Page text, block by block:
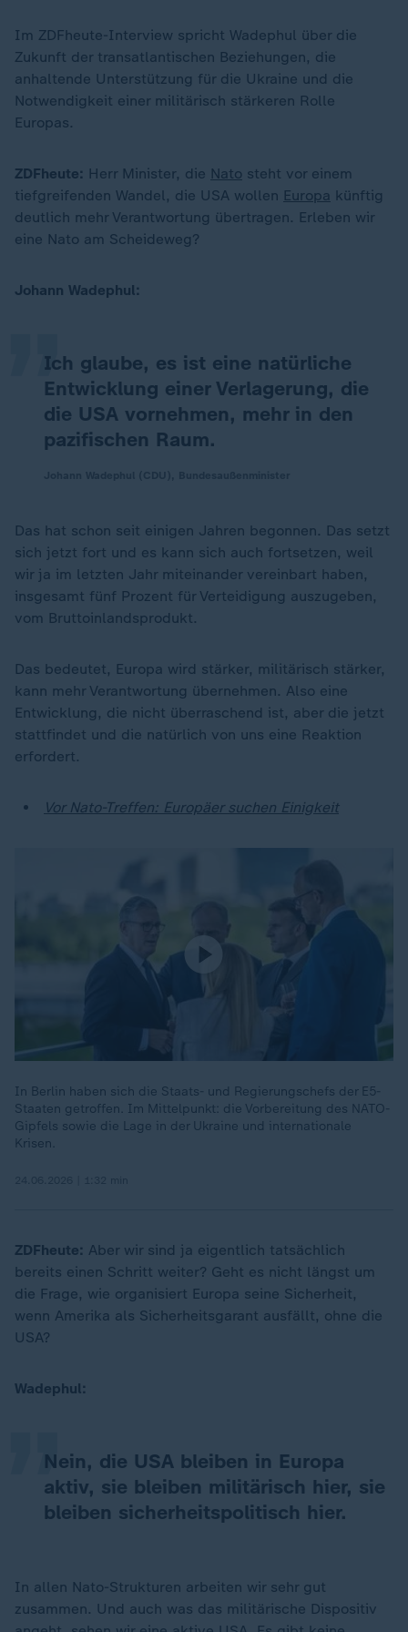
Im ZDFheute-Interview spricht Wadephul über die
Zukunft der transatlantischen Beziehungen, die
anhaltende Unterstützung für die Ukraine und die
Notwendigkeit einer militärisch stärkeren Rolle
Europas.
ZDFheute: Herr Minister, die Nato steht vor einem
tiefgreifenden Wandel, die USA wollen Europa künftig
deutlich mehr Verantwortung übertragen. Erleben wir
eine Nato am Scheideweg?
Johann Wadephul:
Ich glaube, es ist eine natürliche
Entwicklung einer Verlagerung, die
die USA vornehmen, mehr in den
pazifischen Raum.
„
Das hat schon seit einigen Jahren begonnen. Das setzt
sich jetzt fort und es kann sich auch fortsetzen, weil
wir ja im letzten Jahr miteinander vereinbart haben,
insgesamt fünf Prozent für Verteidigung auszugeben,
vom Bruttoinlandsprodukt.
Das bedeutet, Europa wird stärker, militärisch stärker,
kann mehr Verantwortung übernehmen. Also eine
Entwicklung, die nicht überraschend ist, aber die jetzt
stattfindet und die natürlich von uns eine Reaktion
erfordert.
Vor Nato-Treffen: Europäer suchen Einigkeit
In Berlin haben sich die Staats- und Regierungschefs der E5-
Staaten getroffen. Im Mittelpunkt: die Vorbereitung des NATO-
Gipfels sowie die Lage in der Ukraine und internationale
Krisen.
ZDFheute: Aber wir sind ja eigentlich tatsächlich
bereits einen Schritt weiter? Geht es nicht längst um
die Frage, wie organisiert Europa seine Sicherheit,
wenn Amerika als Sicherheitsgarant ausfällt, ohne die
USA?
Wadephul:
Nein, die USA bleiben in Europa
aktiv, sie bleiben militärisch hier, sie
bleiben sicherheitspolitisch hier.
„
In allen Nato-Strukturen arbeiten wir sehr gut
zusammen. Und auch was das militärische Dispositiv